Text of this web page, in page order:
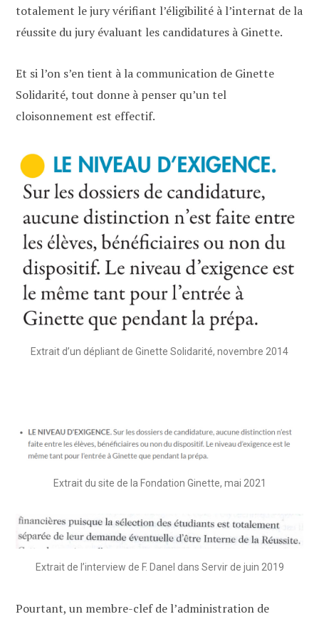
totalement le jury vérifiant l’éligibilité à l’internat de la
réussite du jury évaluant les candidatures à Ginette.
Et si l’on s’en tient à la communication de Ginette
Solidarité, tout donne à penser qu’un tel
cloisonnement est effectif.
Extrait d’un dépliant de Ginette Solidarité, novembre 2014
Extrait du site de la Fondation Ginette, mai 2021
Extrait de l’interview de F. Danel dans Servir de juin 2019
Pourtant, un membre-clef de l’administration de